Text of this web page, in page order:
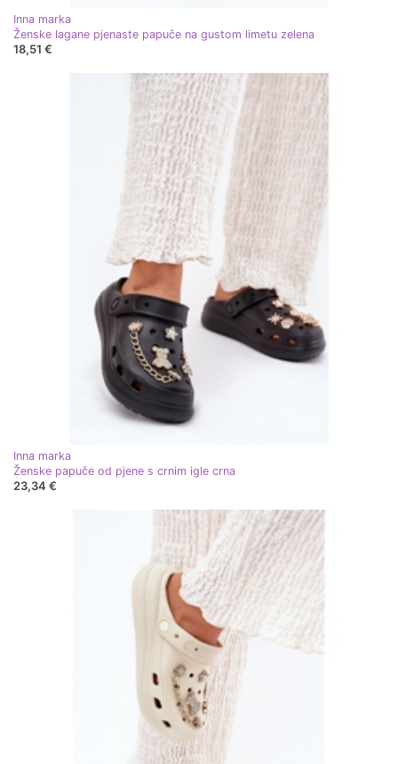
Inna marka
Ženske lagane pjenaste papuče na gustom limetu zelena
18,51 €
Inna marka
Ženske papuče od pjene s crnim igle crna
23,34 €